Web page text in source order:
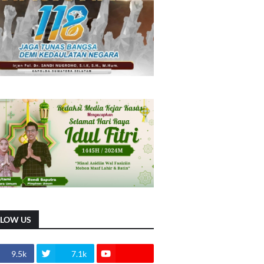
US
9.5k 7.1k